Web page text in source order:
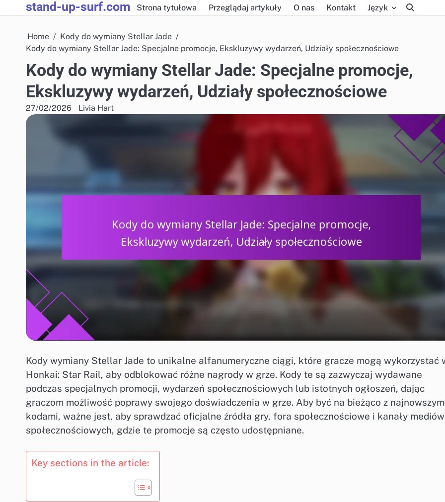
to
stand-up-surf.com Strona tytułowa Przeglądaj artykuły O nas Kontakt Język
Home
Kody do wymiany Stellar Jade
Kody do wymiany Stellar Jade: Specjalne promocje, Ekskluzywy wydarzeń, Udziały społecznościowe
Kody do wymiany Stellar Jade: Specjalne promocje,
Ekskluzywy wydarzeń, Udziały społecznościowe
27/02/2026 Livia Hart
Kody wymiany Stellar Jade to unikalne alfanumeryczne ciągi, które gracze mogą wykorzystać
Honkai: Star Rail, aby odblokować różne nagrody w grze. Kody te są zazwyczaj wydawane
podczas specjalnych promocji, wydarzeń społecznościowych lub istotnych ogłoszeń, dając
graczom możliwość poprawy swojego doświadczenia w grze. Aby być na bieżąco z
kodami, ważne jest, aby sprawdzać oficjalne źródła gry, fora społecznościowe i kanały mediów
społecznościowych, gdzie te promocje są często udostępniane.
Key sections in the article: